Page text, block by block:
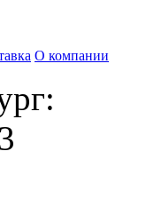
О компании